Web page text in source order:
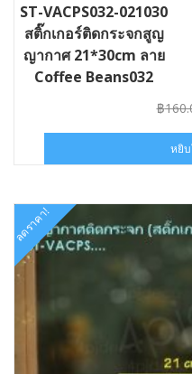
ST-VACPS032-021030
สติ๊กเกอร์ติดกระจกสูญ
ญากาศ 21*30cm ลาย
Coffee Beans032
฿
หยิบ
ลดราคา!